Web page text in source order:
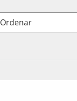
Ordenar